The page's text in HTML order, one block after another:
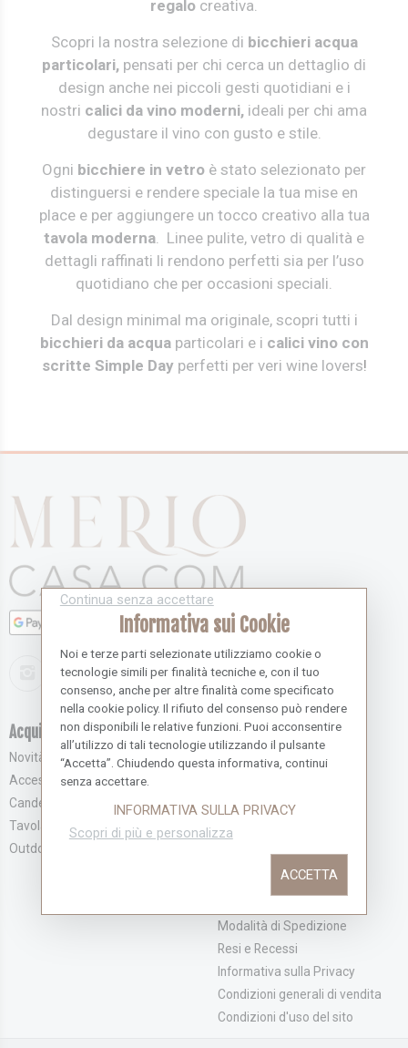
regalo creativa.
Scopri la nostra selezione di bicchieri acqua
particolari, pensati per chi cerca un dettaglio di
design anche nei piccoli gesti quotidiani e i
nostri calici da vino moderni, ideali per chi ama
degustare il vino con gusto e stile.
Ogni bicchiere in vetro è stato selezionato per
distinguersi e rendere speciale la tua mise en
place e per aggiungere un tocco creativo alla tua
tavola moderna. Linee pulite, vetro di qualità e
dettagli raffinati li rendono perfetti sia per l’uso
quotidiano che per occasioni speciali.
Dal design minimal ma originale, scopri tutti i
bicchieri da acquaparticolari e i calici vino con
scritte Simple Dayperfetti per veri wine lovers!
Acquista novità
Novità
Accessori e Complementi
Candele e Profumatori
Tavola
Outdoor
Servizio Clienti
Effettua l'accesso
Recupera la Password
Merlo Carta
Modalità di Spedizione
Resi e Recessi
Informativa sulla Privacy
Condizioni generali di vendita
Condizioni d'uso del sito
Continua senza accettare
Informativa sui Cookie
Noi e terze parti selezionate utilizziamo cookie o
tecnologie simili per finalità tecniche e, con il tuo
consenso, anche per altre finalità come specificato
nella cookie policy. Il rifiuto del consenso può rendere
non disponibili le relative funzioni. Puoi acconsentire
all’utilizzo di tali tecnologie utilizzando il pulsante
“Accetta”. Chiudendo questa informativa, continui
senza accettare.
INFORMATIVA SULLA PRIVACY
Scopri di più e personalizza
ACCETTA